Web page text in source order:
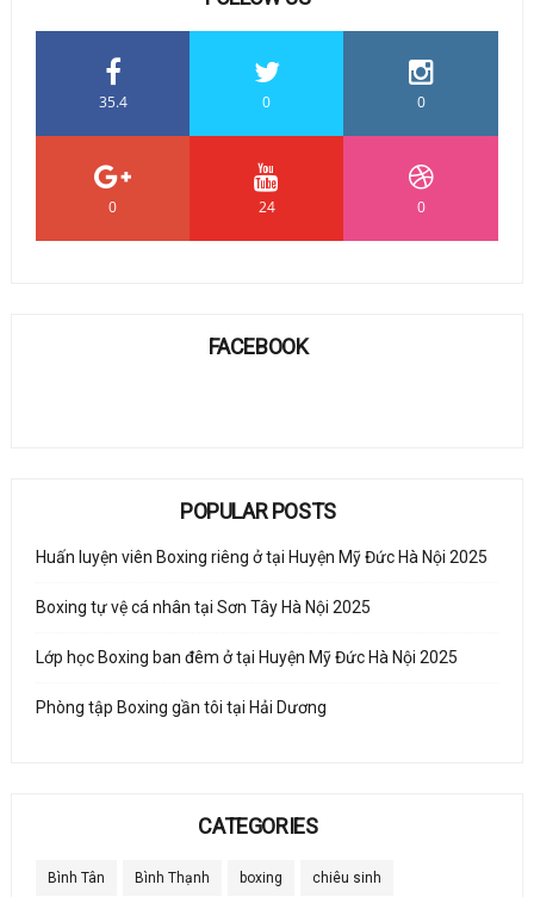
35.4 0 0
0 24 0
FACEBOOK
POPULAR POSTS
Huấn luyện viên Boxing riêng ở tại Huyện Mỹ Đức Hà Nội 2025
Boxing tự vệ cá nhân tại Sơn Tây Hà Nội 2025
Lớp học Boxing ban đêm ở tại Huyện Mỹ Đức Hà Nội 2025
Phòng tập Boxing gần tôi tại Hải Dương
CATEGORIES
Bình Tân Bình Thạnh boxing chiêu sinh